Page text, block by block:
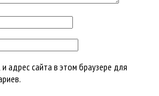
адрес сайта в этом браузере для